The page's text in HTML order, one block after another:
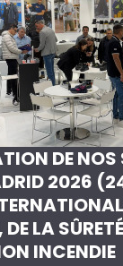
DE
2026
LA
INCENDIE